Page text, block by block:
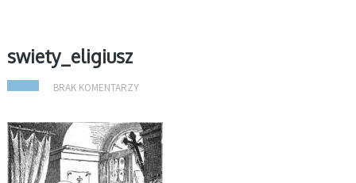
swiety_eligiusz
BRAK KOMENTARZY